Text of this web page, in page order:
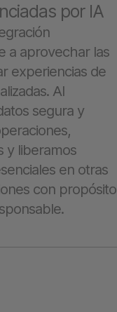
por IA
a aprovechar las
experiencias de
Al
segura y
y liberamos
en otras
con propósito